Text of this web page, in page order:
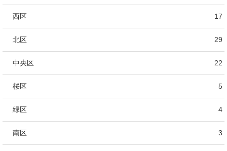
西区 17
北区 29
中央区 22
桜区 5
緑区 4
南区 3